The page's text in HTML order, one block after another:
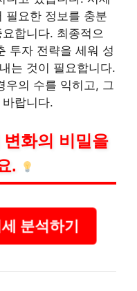
필요한 정보를 충분
합니다. 최종적으
투자 전략을 세워 성
는 것이 필요합니다.
우의 수를 익히고, 그
랍니다.
화의 비밀을
.
분석하기